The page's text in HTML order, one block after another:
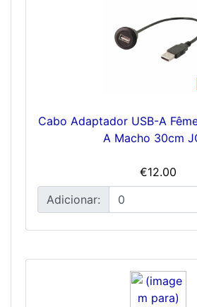
Cabo Adaptador USB-A
A Macho 30cm
€12.00
Adicionar: